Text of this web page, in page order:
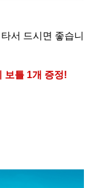
타서 드시면 좋습니
보틀 1개 증정!